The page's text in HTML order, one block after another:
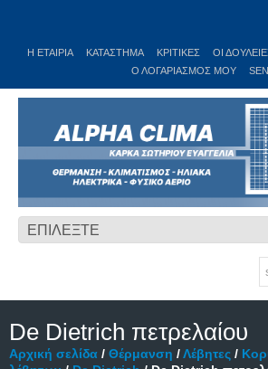
Η ΕΤΑΙΡΊΑ ΚΑΤΆΣΤΗΜΑ ΚΡΙΤΙΚΕΣ ΟΙ
Ο ΛΟΓΑΡΙΑΣΜΌΣ ΜΟΥ
De Dietrich πετρελαίου
Αρχική σελίδα / Θέρμανση /Λέβητες /